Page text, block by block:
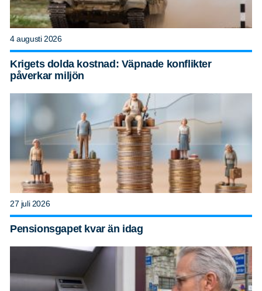
4 augusti 2026
Krigets dolda kostnad: Väpnade konflikter
påverkar miljön
27 juli 2026
Pensionsgapet kvar än idag